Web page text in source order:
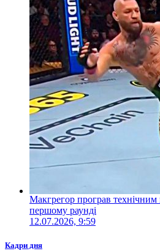
Макгрегор програв
першому раунді
12.07.2026, 9:59
Кадри дня